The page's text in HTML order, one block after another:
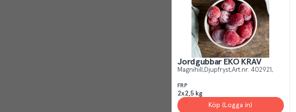
Jordgubbar EKO KRAV
Magnihill Djupfryst Art.nr. 402921
FRP
2x2,5 kg
Köp (Logga in)